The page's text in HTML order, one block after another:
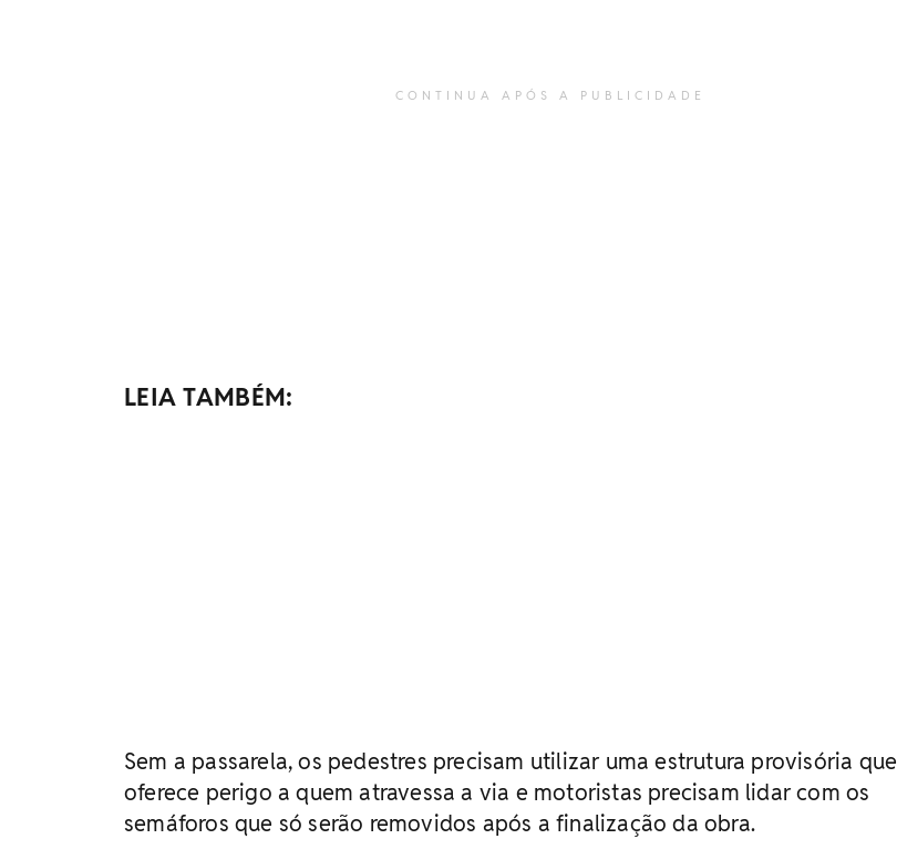
CONTINUA APÓS A PUBLICIDADE
LEIA TAMBÉM:
Sem a passarela, os pedestres precisam utilizar uma estrutura provisória que
oferece perigo a quem atravessa a via e motoristas precisam lidar com os
semáforos que só serão removidos após a finalização da obra.